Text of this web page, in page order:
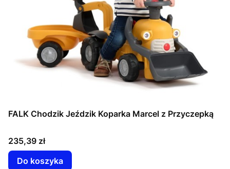
FALK Chodzik Jeździk Koparka Marcel z Przyczepką
Cena
235,39 zł
Do koszyka